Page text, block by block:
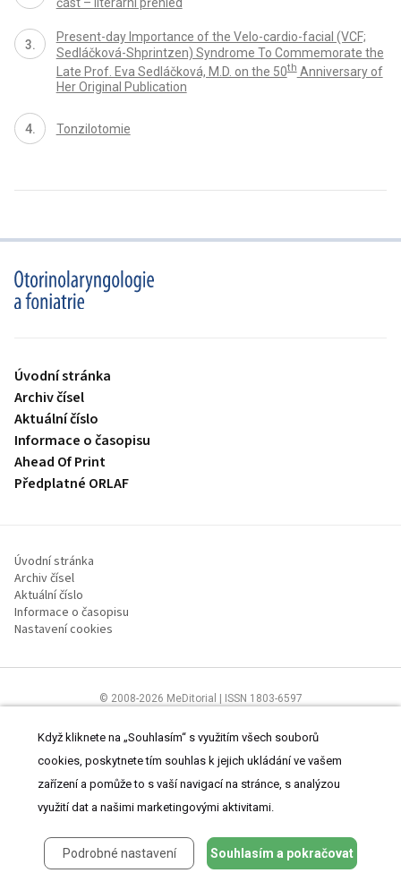
Present-day Importance of the Velo-cardio-facial (VCF;
Sedláčková-Shprintzen) Syndrome To Commemorate the
Late Prof. Eva Sedláčková, M.D. on the 50thAnniversary of
Her Original Publication
Tonzilotomie
proLékaře.cz
Úvodní stránka
Archiv čísel
Aktuální číslo
Informace o časopisu
Ahead Of Print
Předplatné ORLAF
Úvodní stránka
Archiv čísel
Aktuální číslo
Informace o časopisu
Nastavení cookies
© 2008-2026 MeDitorial | ISSN 1803-6597
zdravotnictví.Čtěte prohlášeníaZásady zpracování osobních údajů
Když kliknete na „Souhlasím“ s využitím všech souborů
cookies, poskytnete tím souhlas k jejich ukládání ve vašem
zařízení a pomůže to s vaší navigací na stránce, s analýzou
využití dat a našimi marketingovými aktivitami.
Podrobné nastavení Souhlasím a pokračovat